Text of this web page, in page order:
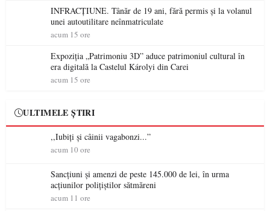
INFRACȚIUNE. Tânăr de 19 ani, fără permis și la volanul
unei autoutilitare neînmatriculate
acum 15 ore
Expoziția „Patrimoniu 3D” aduce patrimoniul cultural în
era digitală la Castelul Károlyi din Carei
acum 15 ore
ULTIMELE ȘTIRI
,,Iubiți și câinii vagabonzi...”
acum 10 ore
Sancțiuni și amenzi de peste 145.000 de lei, în urma
acțiunilor polițiștilor sătmăreni
acum 11 ore